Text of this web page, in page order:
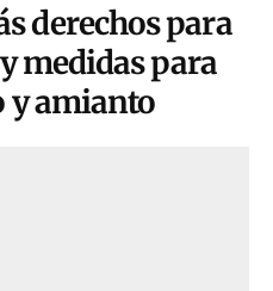
derechos para
medidas para
y amianto